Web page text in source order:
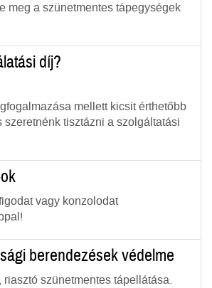
meg a szünetmentes tápegységek
díj?
mellett kicsit érthetőbb
szeretnénk tisztázni a szolgáltatási
vagy konzolodat
berendezések védelme
riasztó szünetmentes tápellátása.